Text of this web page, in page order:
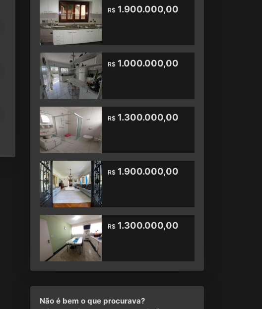
R$1.900.000,00
R$1.000.000,00
R$1.300.000,00
R$1.900.000,00
R$1.300.000,00
Não é bem o que procurava?